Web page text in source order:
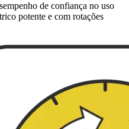
de confiança no uso
potente e com rotações